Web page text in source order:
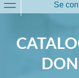
Se